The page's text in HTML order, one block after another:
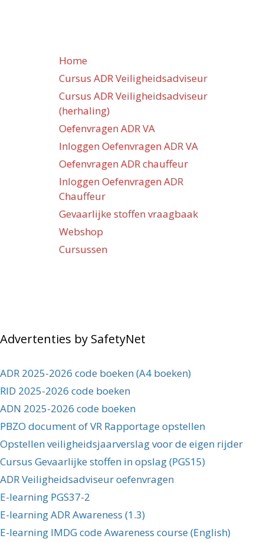
Home
Cursus ADR Veiligheidsadviseur
Cursus ADR Veiligheidsadviseur
(herhaling)
Oefenvragen ADR VA
Inloggen Oefenvragen ADR VA
Oefenvragen ADR chauffeur
Inloggen Oefenvragen ADR
Chauffeur
Gevaarlijke stoffen vraagbaak
Webshop
Cursussen
Advertenties by SafetyNet
ADR 2025-2026 code boeken (A4 boeken)
RID 2025-2026 code boeken
ADN 2025-2026 code boeken
PBZO document of VR Rapportage opstellen
Opstellen veiligheidsjaarverslag voor de eigen rijder
Cursus Gevaarlijke stoffen in opslag (PGS15)
ADR Veiligheidsadviseur oefenvragen
E-learning PGS37-2
E-learning ADR Awareness (1.3)
E-learning IMDG code Awareness course (English)